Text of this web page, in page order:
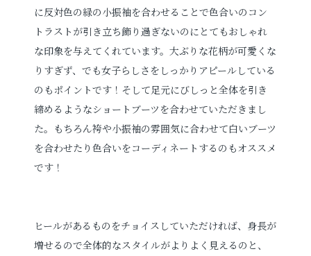
に反対色の緑の小振袖を合わせることで色合いのコン
トラストが引き立ち飾り過ぎないのにとてもおしゃれ
な印象を与えてくれています。大ぶりな花柄が可愛くな
りすぎず、でも女子らしさをしっかりアピールしている
のもポイントです！そして足元にびしっと全体を引き
締めるようなショートブーツを合わせていただきまし
た。もちろん袴や小振袖の雰囲気に合わせて白いブーツ
を合わせたり色合いをコーディネートするのもオススメ
です！
ヒールがあるものをチョイスしていただければ、身長が
増せるので全体的なスタイルがよりよく見えるのと、